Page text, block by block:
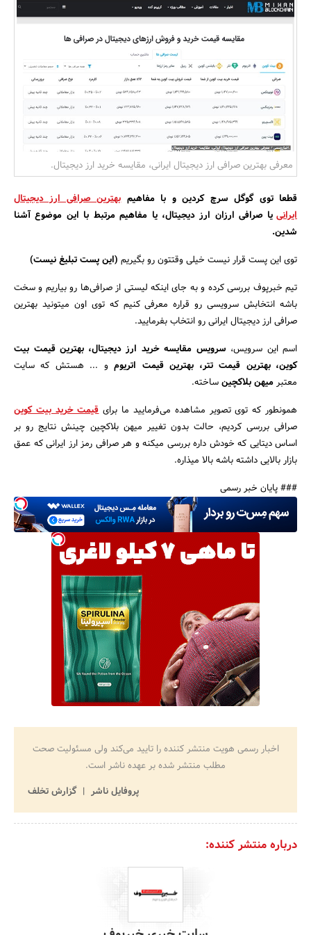
بانک، بیمه و سرمایه
جستجو
معرفی بهترین صرافی ارز دیجیتال ایرانی، مقایسه خرید ارز دیجیتال.
قطعا توی گوگل سرچ کردین و با مفاهیمبهترین صرافی ارز دیجیتال
ایرانی یا صرافی ارزان ارز دیجیتال، یا مفاهیم مرتبط با این موضوع آشنا
شدین.
توی این پست قرار نیست خیلی وقتتون رو بگیریم (این پست تبلیغ نیست)
تیم خبرپوف بررسی کرده و به جای اینکه لیستی از صرافی‌ها رو بیاریم و سخت
باشه انتخابش سرویسی رو قراره معرفی کنیم که توی اون میتونید بهترین
صرافی ارز دیجیتال ایرانی رو انتخاب بفرمایید.
اسم این سرویس، سرویس مقایسه خرید ارز دیجیتال، بهترین قیمت بیت
کوین، بهترین قیمت تتر، بهترین قیمت اتریومو ... هستش که سایت
معتبرمیهن بلاکچینساخته.
همونطور که توی تصویر مشاهده می‌فرمایید ما برایقیمت خرید بیت کوین
صرافی بررسی کردیم، حالت بدون تغییر میهن بلاکچین چینش نتایج رو بر
اساس دیتایی که خودش داره بررسی میکنه و هر صرافی رمز ارز ایرانی که عمق
بازار بالایی داشته باشه بالا میذاره.
### پایان خبر رسمی
اخبار رسمی هویت منتشر کننده را تایید می‌کند ولی مسئولیت صحت
مطلب منتشر شده بر عهده ناشر است.
پروفایل ناشر
گزارش تخلف
درباره منتشر کننده: